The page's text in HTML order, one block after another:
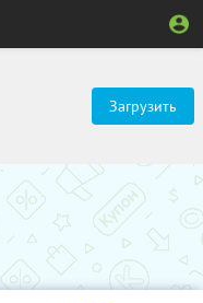
Загрузить